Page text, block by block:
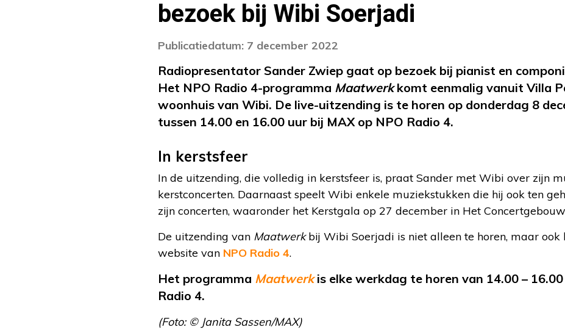
bezoek bij Wibi Soerjadi
Publicatiedatum: 7 december 2022
Radiopresentator Sander Zwiep gaat op bezoek bij pianist en
Het NPO Radio 4-programma Maatwerkkomt eenmalig vanuit Villa
woonhuis van Wibi. De live-uitzending is te horen op donderdag 8
tussen 14.00 en 16.00 uur bij MAX op NPO Radio 4.
In kerstsfeer
In de uitzending, die volledig in kerstsfeer is, praat Sander met Wibi over zijn
kerstconcerten. Daarnaast speelt Wibi enkele muziekstukken die hij ook ten
zijn concerten, waaronder het Kerstgala op 27 december in Het
De uitzending van Maatwerkbij Wibi Soerjadi is niet alleen te horen, maar ook
website van NPO Radio 4.
Het programma Maatwerkis elke werkdag te horen van 14.00 –
Radio 4.
(Foto: © Janita Sassen/MAX)